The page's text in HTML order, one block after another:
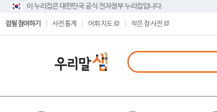
이 누리집은 대한민국 공식 전자정부 누리집입니다.
집필 참여하기 사전 통계 어휘 지도 작은 창 사전